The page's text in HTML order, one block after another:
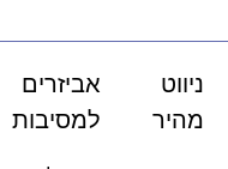
ניווט
מהיר
אביזרים
למסיבות